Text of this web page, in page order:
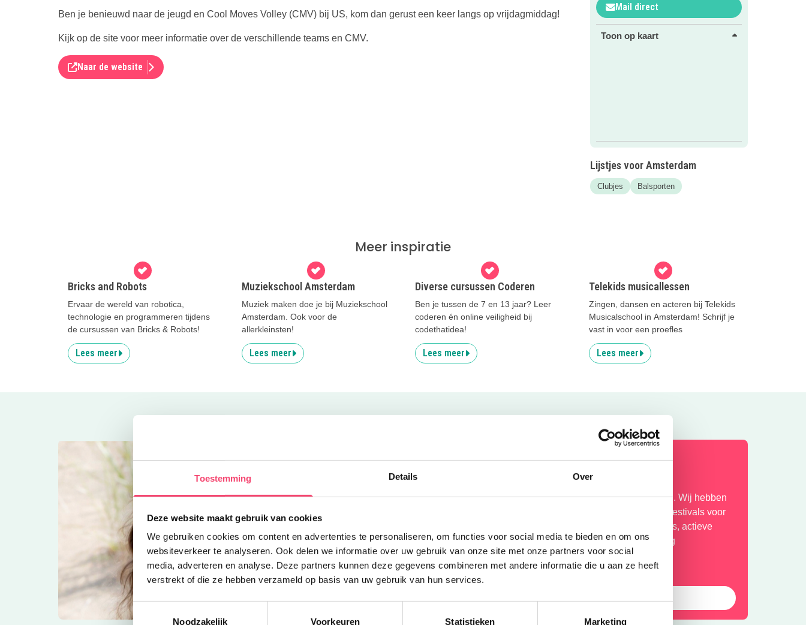
Toestemming Details Over
Deze website maakt gebruik van cookies
We gebruiken cookies om content en advertenties te personaliseren, om functies voor social media te bieden en om ons
websiteverkeer te analyseren. Ook delen we informatie over uw gebruik van onze site met onze partners voor social
media, adverteren en analyse. Deze partners kunnen deze gegevens combineren met andere informatie die u aan ze heeft
verstrekt of die ze hebben verzameld op basis van uw gebruik van hun services.
Toestemmingsselectie
Noodzakelijk
Voorkeuren Statistieken Marketing
Ben je benieuwd naar de jeugd en Cool Moves Volley (CMV) bij US, kom dan gerust een keer langs op vrijdagmiddag!
Kijk op de site voor meer informatie over de verschillende teams en CMV.
Naar de website
Mail direct
Toon op kaart
Lijstjes voor Amsterdam
Clubjes Balsporten
Meer inspiratie
Bricks and Robots
Ervaar de wereld van robotica,
technologie en programmeren tijdens
de cursussen van Bricks & Robots!
Lees meer
Muziekschool Amsterdam
Muziek maken doe je bij Muziekschool
Amsterdam. Ook voor de
allerkleinsten!
Lees meer
Diverse cursussen Coderen
Ben je tussen de 7 en 13 jaar? Leer
coderen én online veiligheid bij
codethatidea!
Lees meer
Telekids musicallessen
Zingen, dansen en acteren bij Telekids
Musicalschool in Amsterdam! Schrijf je
vast in voor een proefles
Lees meer
Uitgelicht
Yihaa, zomervakantie!
Lekker de tijd om er op uit te gaan. Wij hebben
de leukste uitjes verzameld. Van festivals voor
het hele gezin, tot toffe buitenuitjes, actieve
uitjes en musea met een geweldig
familieprogramma! Fijne zomer!